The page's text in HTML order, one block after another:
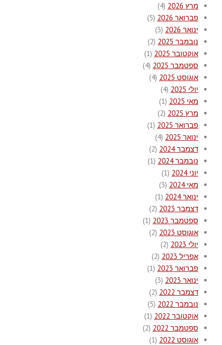
מרץ 2026
(4)
פברואר 2026
(5)
ינואר 2026
(3)
נובמבר 2025
(2)
אוקטובר 2025
(1)
ספטמבר 2025
(4)
אוגוסט 2025
(4)
יולי 2025
(4)
מאי 2025
(1)
מרץ 2025
(2)
פברואר 2025
(1)
ינואר 2025
(4)
דצמבר 2024
(2)
נובמבר 2024
(1)
יוני 2024
(1)
מאי 2024
(3)
ינואר 2024
(1)
דצמבר 2023
(2)
ספטמבר 2023
(1)
אוגוסט 2023
(2)
יולי 2023
(2)
אפריל 2023
(2)
פברואר 2023
(1)
ינואר 2023
(3)
דצמבר 2022
(2)
נובמבר 2022
(5)
אוקטובר 2022
(1)
ספטמבר 2022
(2)
אוגוסט 2022
(1)